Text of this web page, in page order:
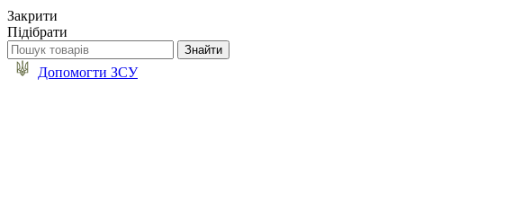
Закрити
Підібрати
Допомогти ЗСУ